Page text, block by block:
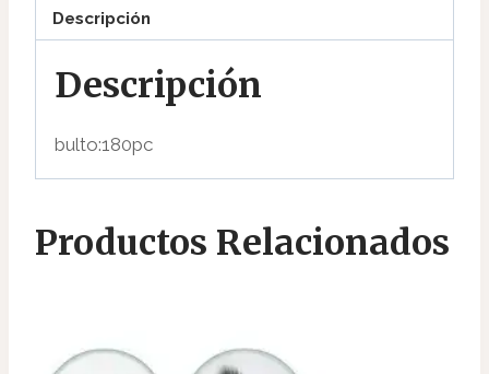
Descripción
Descripción
bulto:180pc
Productos Relacionados